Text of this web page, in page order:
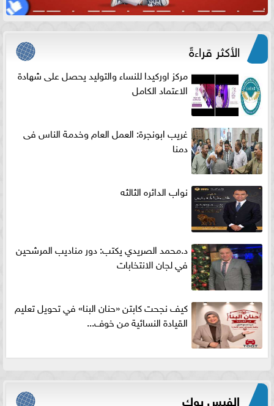
الأكثر قراءةً
مركز اوركيدا للنساء والتوليد يحصل على شهادة
الاعتماد الكامل
غريب ابونجرة: العمل العام وخدمة الناس فى
دمنا
نواب الدائره الثالثه
د.محمد الصريدي يكتب: دور مناديب المرشحين
في لجان الانتخابات
كيف نجحت كابتن «حنان البنا» في تحويل تعليم
القيادة النسائية من خوف...
الفيس بوك